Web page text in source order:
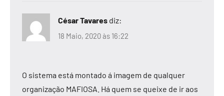
César Tavares diz:
18 Maio, 2020 às 16:22
O sistema está montado á imagem de qualquer
organização MAFIOSA. Há quem se queixe de ir aos